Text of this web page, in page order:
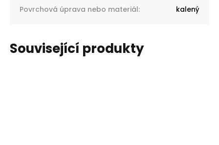
Povrchová úprava nebo materiál: kalený
Související produkty